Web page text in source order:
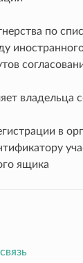
по
владельца
в
ящика